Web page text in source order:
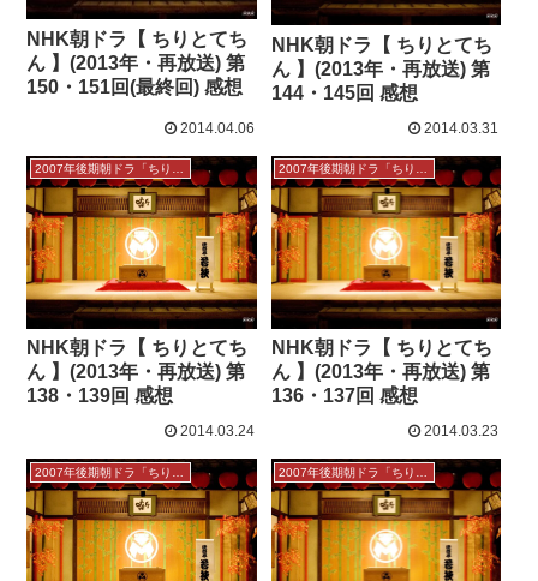
NHK朝ドラ【 ちりとてち
ん 】(2013年・再放送) 第
150・151回(最終回) 感想
2014.04.06
NHK朝ドラ【 ちりとてち
ん 】(2013年・再放送) 第
144・145回 感想
2014.03.31
2007年後期朝ドラ「ちりとてちん」感想
NHK朝ドラ【 ちりとてち
ん 】(2013年・再放送) 第
138・139回 感想
2014.03.24
2007年後期朝ドラ「ちりとてちん」感想
NHK朝ドラ【 ちりとてち
ん 】(2013年・再放送) 第
136・137回 感想
2014.03.23